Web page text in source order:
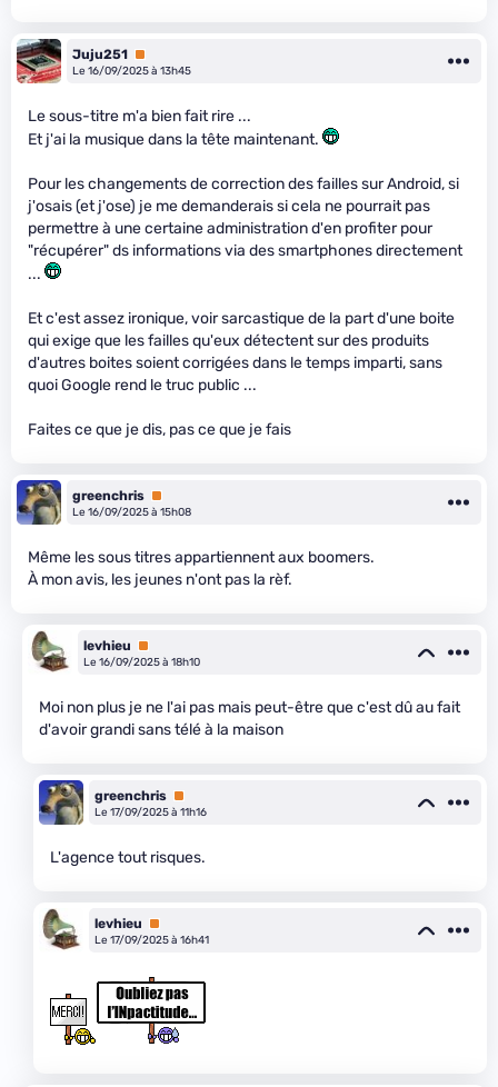
Juju251 Premium
Le 16/09/2025 à 13h45
Le sous-titre m'a bien fait rire ...
Et j'ai la musique dans la tête maintenant.
Pour les changements de correction des failles sur Android, si
j'osais (et j'ose) je me demanderais si cela ne pourrait pas
permettre à une certaine administration d'en profiter pour
"récupérer" ds informations via des smartphones directement
...
Et c'est assez ironique, voir sarcastique de la part d'une boite
qui exige que les failles qu'eux détectent sur des produits
d'autres boites soient corrigées dans le temps imparti, sans
quoi Google rend le truc public ...
Faites ce que je dis, pas ce que je fais
greenchris Premium
Le 16/09/2025 à 15h08
Même les sous titres appartiennent aux boomers.
À mon avis, les jeunes n'ont pas la rèf.
levhieu
Premium
Le 16/09/2025 à 18h10
Moi non plus je ne l'ai pas mais peut-être que c'est dû au fait
d'avoir grandi sans télé à la maison
greenchris Premium
Le 17/09/2025 à 11h16
L'agence tout risques.
levhieu
Premium
Le 17/09/2025 à 16h41